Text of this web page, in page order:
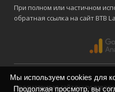
При полном или частичном
обратная ссылка на сайт BTB
Просматривая сайт вы
Мы используем cookies для
Продолжая просмотр, вы